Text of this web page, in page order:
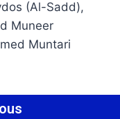
(Al-Sadd),
Muneer
Muntari